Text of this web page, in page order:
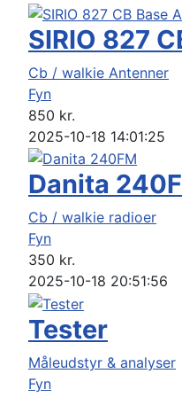
SIRIO 827
Cb / walkie Antenner
Fyn
850 kr.
2025-10-18 14:01:25
Danita
Cb / walkie radioer
Fyn
350 kr.
2025-10-18 20:51:56
Tester
Måleudstyr & analyser
Fyn